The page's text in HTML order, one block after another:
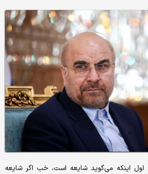
اینکه می‌گوید شایعه است، خب اگر شایعه